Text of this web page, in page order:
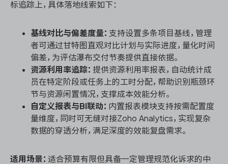
标追踪上，具体落地线索如下：
基线对比与偏差度量： 支持设置多条项目基线，管理
者可通过甘特图直观对比计划与实际进度，量化时间
偏差，为评估瀑布交付节奏提供直接依据。
资源利用率追踪： 提供资源利用率报表，自动统计成
员在特定阶段或任务上的工时分配，帮助识别瓶颈环
节与资源闲置情况，支撑成本效能分析。
自定义报表与BI联动： 内置报表模块支持按需配置度
量维度，同时可无缝对接Zoho Analytics，实现复杂
数据的穿透分析，满足深度的效能复盘需求。
适用场景： 适合预算有限但具备一定管理规范化诉求的中